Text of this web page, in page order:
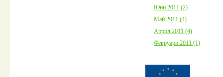
Юни 2011 (2)
Май 2011 (4)
Април 2011 (4)
Февруари 2011 (1)